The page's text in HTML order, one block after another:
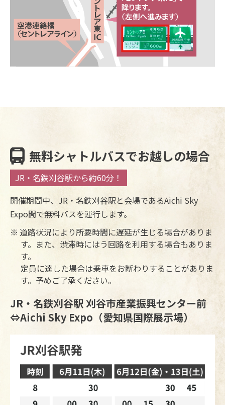
無料シャトルバスでお越しの場合
JR・名鉄刈谷駅から約60分！
開催期間中、JR・名鉄刈谷駅と会場であるAichi Sky
Expo間で無料バスを運行します。
道路状況により所要時間に遅延が生じる場合がありま
す。また、渋滞時にはう回路を利用する場合もありま
す。
定員に達した場合は乗車をお断わりすることがありま
す。予めご了承ください。
JR・名鉄刈谷駅 刈谷市産業振興センター前
⇔Aichi Sky Expo（愛知県国際展示場）